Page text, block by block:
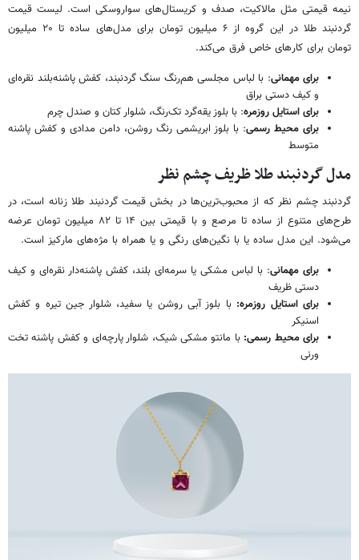
نیمه قیمتی مثل مالاکیت، صدف و کریستال‌های سواروسکی است. لیست قیمت
گردنبند طلا در این گروه از ۶ میلیون تومان برای مدل‌های ساده تا ۲۰ میلیون
تومان برای کارهای خاص فرق می‌کند.
برای مهمانی: با لباس مجلسی هم‌رنگ سنگ گردنبند، کفش پاشنه‌بلند نقره‌ای
و کیف دستی براق
برای استایل روزمره: با بلوز یقه‌گرد تک‌رنگ، شلوار کتان و صندل چرم
برای محیط رسمی: با بلوز ابریشمی رنگ روشن، دامن مدادی و کفش پاشنه
متوسط
مدل گردنبند طلا ظریف چشم نظر
گردنبند چشم نظر که از محبوب‌ترین‌ها در بخش قیمت گردنبند طلا زنانه است، در
طرح‌های متنوع از ساده تا مرصع و با قیمتی بین ۱۴ تا ۸۲ میلیون تومان عرضه
می‌شود. این مدل ساده یا با نگین‌های رنگی و یا همراه با مژه‌های مارکیز است.
برای مهمانی: با لباس مشکی یا سرمه‌ای بلند، کفش پاشنه‌دار نقره‌ای و کیف
دستی ظریف
برای استایل روزمره: با بلوز آبی روشن یا سفید، شلوار جین تیره و کفش
اسنیکر
برای محیط رسمی: با مانتو مشکی شیک، شلوار پارچه‌ای و کفش پاشنه تخت
ورنی